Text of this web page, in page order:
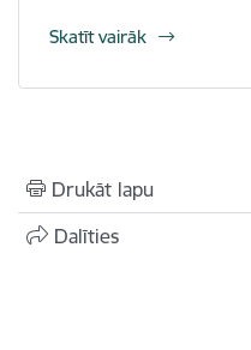
Skatīt vairāk
Drukāt lapu
Dalīties